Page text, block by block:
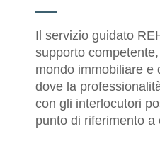
Il servizio guidato
supporto
mondo immobiliare e
dove la
con gli interlocutori
punto di riferimento a